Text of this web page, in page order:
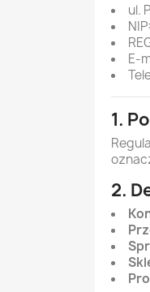
ul.
E-
1.
2.